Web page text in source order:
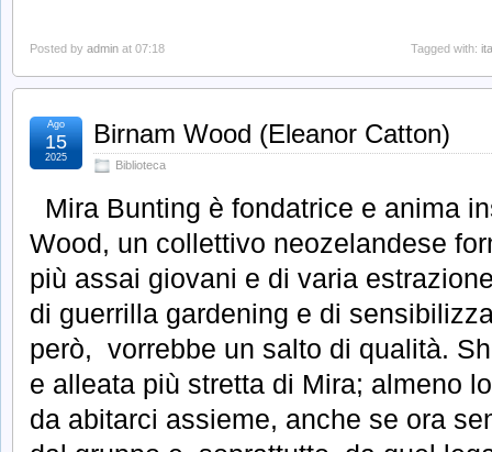
Posted by admin at 07:18 Tagged with:
Birnam Wood (Eleanor Catton)
Biblioteca
Ago
15
2025
Mira Bunting è fondatrice e anima
Wood, un collettivo neozelandese
più assai giovani e di varia
di guerrilla gardening e di
però, vorrebbe un salto di qualità.
e alleata più stretta di Mira; almeno
da abitarci assieme, anche se ora